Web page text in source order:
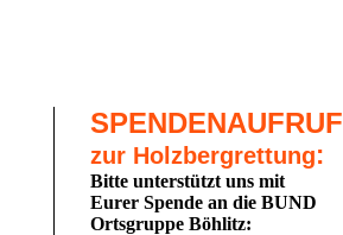
SPENDENAUFRUF
zur Holzbergrettung:
Bitte unterstützt uns mit
Eurer Spende an die BUND
Ortsgruppe Böhlitz: